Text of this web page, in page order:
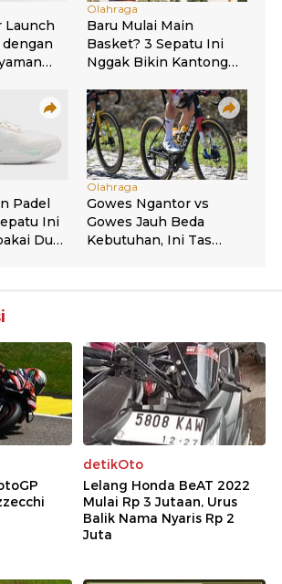
detikOto
Lelang Honda BeAT 2022
Mulai Rp 3 Jutaan, Urus
Balik Nama Nyaris Rp 2
Juta